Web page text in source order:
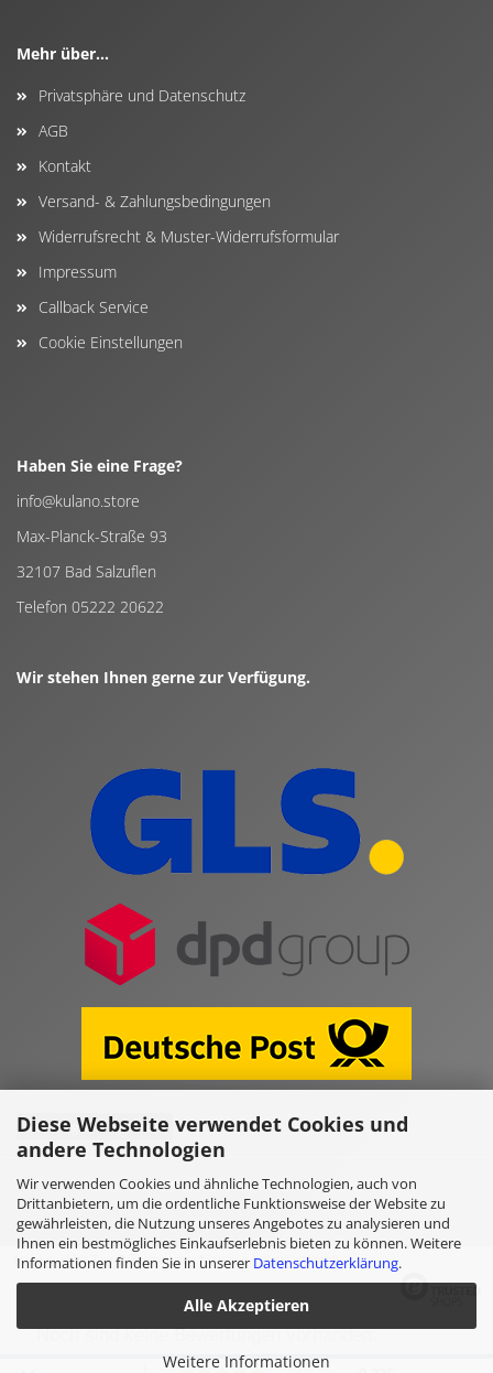
Diese Webseite verwendet Cookies und
andere Technologien
Wir verwenden Cookies und ähnliche Technologien, auch von
Drittanbietern, um die ordentliche Funktionsweise der Website zu
gewährleisten, die Nutzung unseres Angebotes zu analysieren und
Ihnen ein bestmögliches Einkaufserlebnis bieten zu können. Weitere
Informationen finden Sie in unserer Datenschutzerklärung.
Alle Akzeptieren
Weitere Informationen
Mehr über...
Privatsphäre und Datenschutz
AGB
Kontakt
Versand- & Zahlungsbedingungen
Widerrufsrecht & Muster-Widerrufsformular
Impressum
Callback Service
Cookie Einstellungen
Haben Sie eine Frage?
info@kulano.store
Max-Planck-Straße 93
32107 Bad Salzuflen
Telefon 05222 20622
Wir stehen Ihnen gerne zur Verfügung.
Vertrag widerrufen
Online Shop erstellenmit Gambio.de © 2026
Ausgewählte Top-Bewertungen für www.kulano.store/de
Noch sind keine Bewertungen vorhanden.